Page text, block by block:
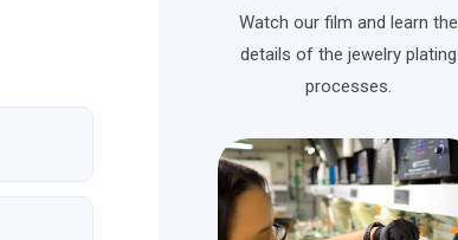
Watch our film and learn the
details of the jewelry plating
processes.